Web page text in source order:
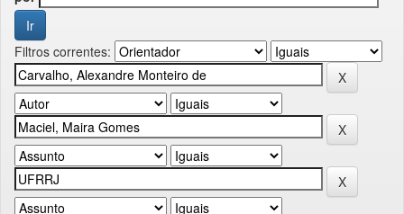
Filtros correntes: